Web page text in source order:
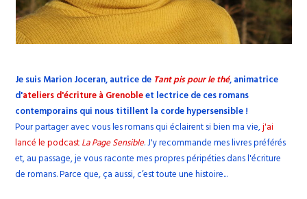
Je suis Marion Joceran, autrice de Tant pis pour le thé, animatrice
d'ateliers d'écriture à Grenobleet lectrice de ces romans
contemporains qui nous titillent la corde hypersensible !
Pour partager avec vous les romans qui éclairent si bien ma vie,j'ai
lancé le podcast La Page Sensible. J'y recommande mes livres préférés
et, au passage, je vous raconte mes propres péripéties dans l'écriture
de romans. Parce que, ça aussi, c’est toute une histoire...